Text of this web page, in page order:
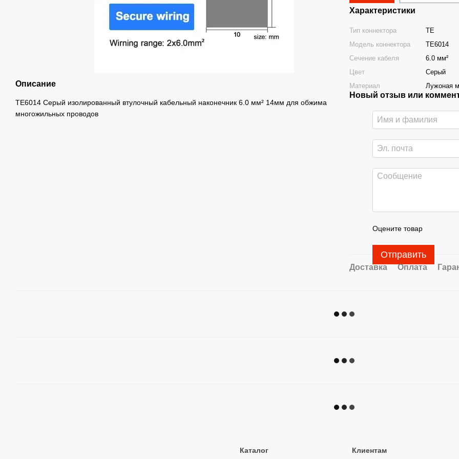
Описание
TE6014 Серый изолированный втулочный кабельный наконечник 6.0 мм² 14мм для обжима
многожильных проводов
Характеристики
Тип коннектора
TE
Модель коннектора
TE6014
Сечение кабеля
6.0 мм²
Цвет
Серый
Материал
Лужоная
Новый отзыв или
Оцените товар
Отправить
Доставка Оплата
Каталог Клиентам